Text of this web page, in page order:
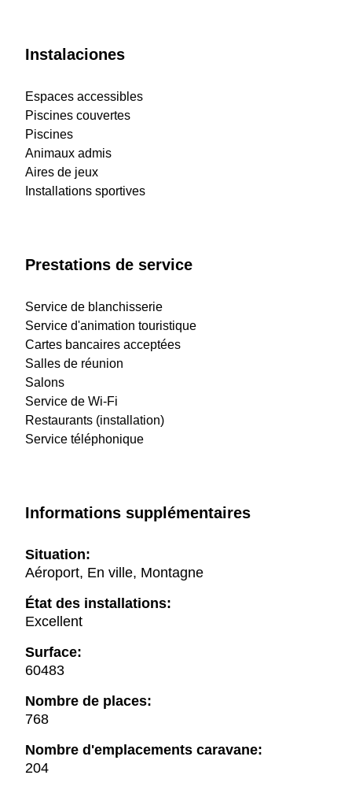
Instalaciones
Espaces accessibles
Piscines couvertes
Piscines
Animaux admis
Aires de jeux
Installations sportives
Prestations de service
Service de blanchisserie
Service d'animation touristique
Cartes bancaires acceptées
Salles de réunion
Salons
Service de Wi-Fi
Restaurants (installation)
Service téléphonique
Informations supplémentaires
Situation:
Aéroport, En ville, Montagne
État des installations:
Excellent
Surface:
60483
Nombre de places:
768
Nombre d'emplacements caravane:
204